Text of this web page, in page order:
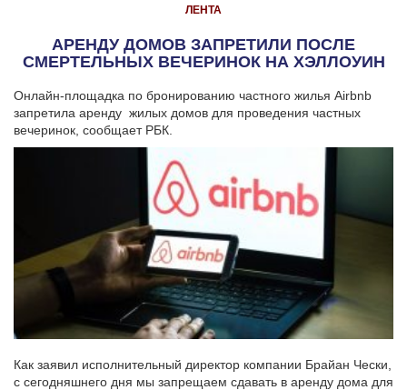
ЛЕНТА
АРЕНДУ ДОМОВ ЗАПРЕТИЛИ ПОСЛЕ
СМЕРТЕЛЬНЫХ ВЕЧЕРИНОК НА ХЭЛЛОУИН
Онлайн-площадка по бронированию частного жилья Airbnb
запретила аренду жилых домов для проведения частных
вечеринок, сообщает РБК.
Как заявил исполнительный директор компании Брайан Чески,
с сегодняшнего дня мы запрещаем сдавать в аренду дома для